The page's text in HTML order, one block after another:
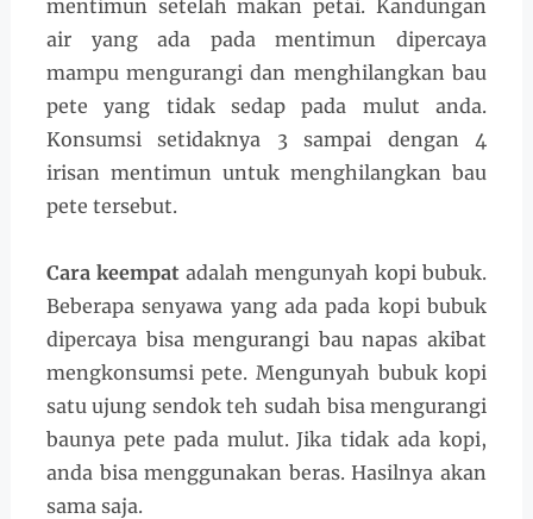
mentimun setelah makan petai. Kandungan
air yang ada pada mentimun dipercaya
mampu mengurangi dan menghilangkan bau
pete yang tidak sedap pada mulut anda.
Konsumsi setidaknya 3 sampai dengan 4
irisan mentimun untuk menghilangkan bau
pete tersebut.
Cara keempatadalah mengunyah kopi bubuk.
Beberapa senyawa yang ada pada kopi bubuk
dipercaya bisa mengurangi bau napas akibat
mengkonsumsi pete. Mengunyah bubuk kopi
satu ujung sendok teh sudah bisa mengurangi
baunya pete pada mulut. Jika tidak ada kopi,
anda bisa menggunakan beras. Hasilnya akan
sama saja.